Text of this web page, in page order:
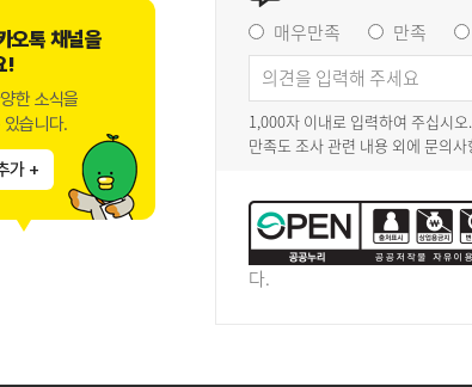
오톡 채널을
!
한 소식을
습니다.
가 +
매우만족
만족
1,000자 이내로 입력하여 주십시
만족도 조사 관련 내용 외에 문의
다.